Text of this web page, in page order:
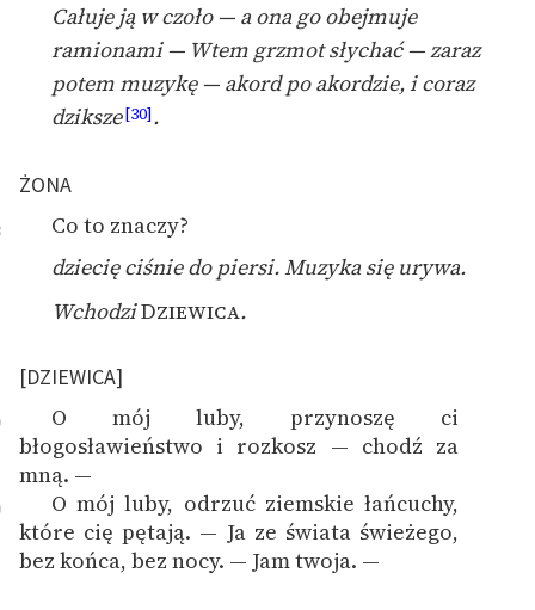
Całuje ją w czoło — a ona go obejmuje
ramionami — Wtem grzmot słychać — zaraz
potem muzykę — akord po akordzie, i coraz
dziksze[30].
ŻONA
Co to znaczy?
dziecię ciśnie do piersi. Muzyka się urywa.
WchodziDziewica.
[DZIEWICA]
O mój luby, przynoszę ci
błogosławieństwo i rozkosz — chodź za
mną. —
O mój luby, odrzuć ziemskie łańcuchy,
które cię pętają. — Ja ze świata świeżego,
bez końca, bez nocy. — Jam twoja. —